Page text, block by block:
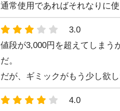
通常使用であればそれなりに使
3.0
値段が3,000円を超えてしまう
だ。
だが、ギミックがもう少し欲
4.0